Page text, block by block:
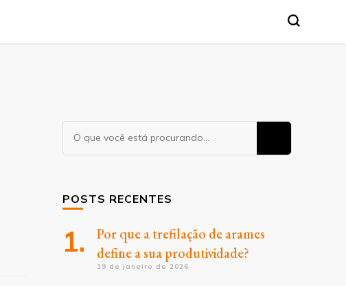
Procurando
algo?
POSTS RECENTES
Por que a trefilação de arames
define a sua produtividade?
19 de janeiro de 2026